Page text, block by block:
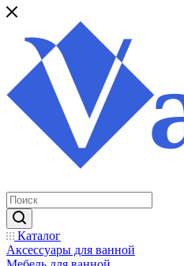
Каталог
Аксессуары для ванной